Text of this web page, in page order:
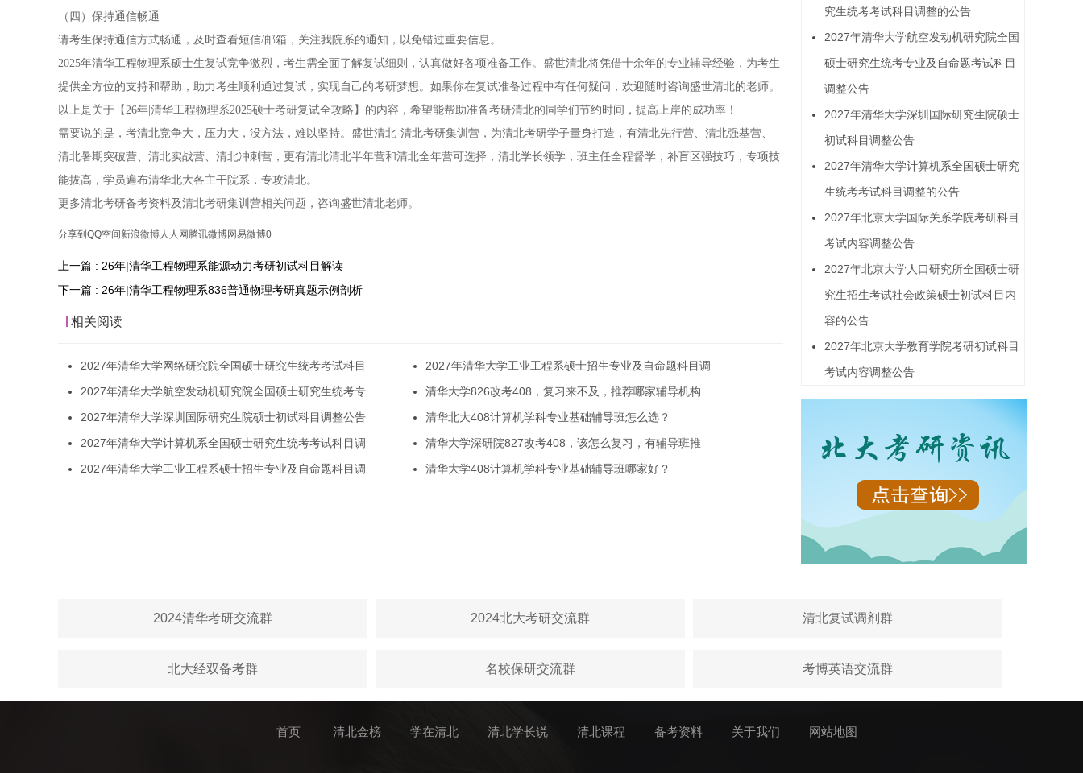
（四）保持通信畅通
请考生保持通信方式畅通，及时查看短信/邮箱，关注我院系的通知，以免错过重要信息。
2025年清华工程物理系硕士生复试竞争激烈，考生需全面了解复试细则，认真做好各项准备工作。盛世清北将凭借十余年的专业辅导经验，为考生
提供全方位的支持和帮助，助力考生顺利通过复试，实现自己的考研梦想。如果你在复试准备过程中有任何疑问，欢迎随时咨询盛世清北的老师。
以上是关于【26年|清华工程物理系2025硕士考研复试全攻略】的内容，希望能帮助准备考研清北的同学们节约时间，提高上岸的成功率！
需要说的是，考清北竞争大，压力大，没方法，难以坚持。盛世清北-清北考研集训营，为清北考研学子量身打造，有清北先行营、清北强基营、
清北暑期突破营、清北实战营、清北冲刺营，更有清北清北半年营和清北全年营可选择，清北学长领学，班主任全程督学，补盲区强技巧，专项技
能拔高，学员遍布清华北大各主干院系，专攻清北。
更多清北考研备考资料及清北考研集训营相关问题，咨询盛世清北老师。
分享到 QQ空间 新浪微博人人网 腾讯微博网易微博0
上一篇 : 26年|清华工程物理系能源动力考研初试科目解读
下一篇 : 26年|清华工程物理系836普通物理考研真题示例剖析
相关阅读
2027年清华大学网络研究院全国硕士研究生统考考试科目
2027年清华大学航空发动机研究院全国硕士研究生统考专
2027年清华大学深圳国际研究生院硕士初试科目调整公告
2027年清华大学计算机系全国硕士研究生统考考试科目调
2027年清华大学工业工程系硕士招生专业及自命题科目调
2027年清华大学工业工程系硕士招生专业及自命题科目调
清华大学826改考408，复习来不及，推荐哪家辅导机构
清华北大408计算机学科专业基础辅导班怎么选？
清华大学深研院827改考408，该怎么复习，有辅导班推
清华大学408计算机学科专业基础辅导班哪家好？
究生统考考试科目调整的公告
2027年清华大学航空发动机研究院全国
硕士研究生统考专业及自命题考试科目
调整公告
2027年清华大学深圳国际研究生院硕士
初试科目调整公告
2027年清华大学计算机系全国硕士研究
生统考考试科目调整的公告
2027年北京大学国际关系学院考研科目
考试内容调整公告
2027年北京大学人口研究所全国硕士研
究生招生考试社会政策硕士初试科目内
容的公告
2027年北京大学教育学院考研初试科目
考试内容调整公告
2024清华考研交流群 2024北大考研交流群 清北复试调剂群
北大经双备考群 名校保研交流群 考博英语交流群
首页 清北金榜 学在清北 清北学长说 清北课程 备考资料 关于我们 网站地图